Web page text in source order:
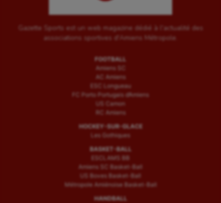
Gazette Sports est un web magazine dédié à l'actualité des
associations sportives d'Amiens Métropole.
FOOTBALL
Amiens SC
AC Amiens
ESC Longueau
FC Porto Portugais d’Amiens
US Camon
RC Amiens
HOCKEY-SUR-GLACE
Les Gothiques
BASKET-BALL
ESCLAMS BB
Amiens SC Basket-Ball
US Boves Basket-Ball
Métropole Amiénoise Basket-Ball
HANDBALL